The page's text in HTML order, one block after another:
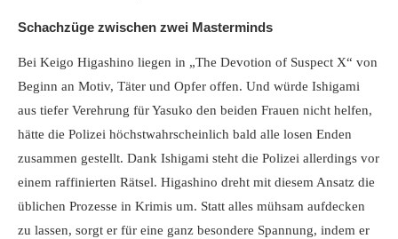
Schachzüge zwischen zwei Masterminds
Bei Keigo Higashino liegen in „The Devotion of Suspect X“ von
Beginn an Motiv, Täter und Opfer offen. Und würde Ishigami
aus tiefer Verehrung für Yasuko den beiden Frauen nicht helfen,
hätte die Polizei höchstwahrscheinlich bald alle losen Enden
zusammen gestellt. Dank Ishigami steht die Polizei allerdings vor
einem raffinierten Rätsel. Higashino dreht mit diesem Ansatz die
üblichen Prozesse in Krimis um. Statt alles mühsam aufdecken
zu lassen, sorgt er für eine ganz besondere Spannung, indem er